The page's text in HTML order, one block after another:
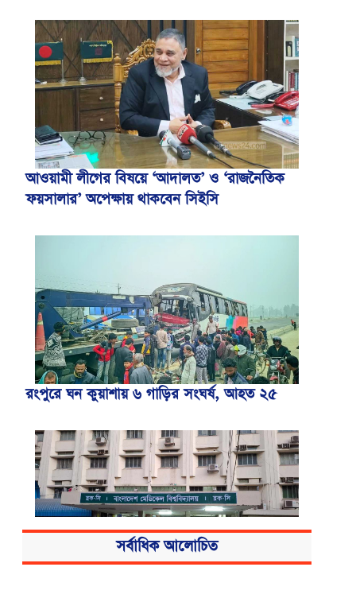
আওয়ামী লীগের বিষয়ে ‘আদালত’ ও ‘রাজনৈতিক
ফয়সালার’ অপেক্ষায় থাকবেন সিইসি
রংপুরে ঘন কুয়াশায় ৬ গাড়ির সংঘর্ষ, আহত ২৫
সর্বাধিক আলোচিত